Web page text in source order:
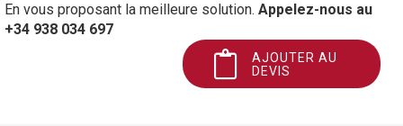
En vous proposant la meilleure solution. Appelez-nous au
+34 938 034 697
AJOUTER AU
DEVIS